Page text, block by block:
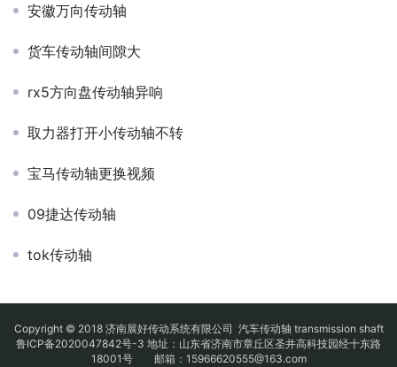
安徽万向传动轴
货车传动轴间隙大
rx5方向盘传动轴异响
取力器打开小传动轴不转
宝马传动轴更换视频
09捷达传动轴
tok传动轴
Copyright © 2018 济南展好传动系统有限公司 汽车传动轴 transmission shaft
鲁ICP备2020047842号-3 地址：山东省济南市章丘区圣井高科技园经十东路
18001号 邮箱：15966620555@163.com